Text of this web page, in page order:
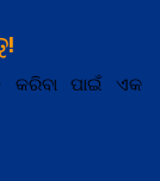
ପାଇଁ ଏକ